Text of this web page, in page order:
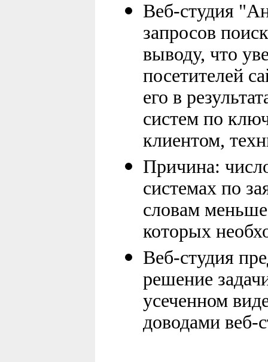
Веб-студия
запросов
выводу, что
посетителей
его в
систем по
клиентом,
Причина:
системах по
словам
которых
Веб-студия
решение
усеченном
доводами веб-